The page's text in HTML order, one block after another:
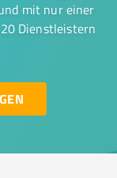
mit nur einer
Dienstleistern